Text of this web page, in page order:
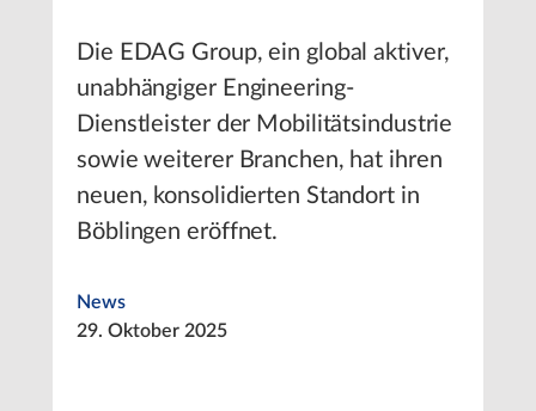
Die EDAG Group, ein global aktiver,
unabhängiger Engineering-
Dienstleister der Mobilitätsindustrie
sowie weiterer Branchen, hat ihren
neuen, konsolidierten Standort in
Böblingen eröffnet.
News
29. Oktober 2025